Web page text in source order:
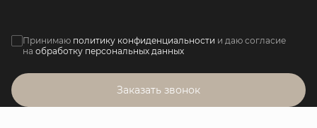
Принимаю политику конфиденциальности и даю согласие
на обработку персональных данных
Заказать звонок